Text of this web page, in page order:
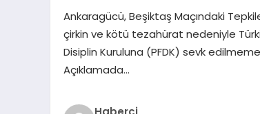
Ankaragücü, Beşiktaş Maçındaki
çirkin ve kötü tezahürat nedeniyle
Disiplin Kuruluna (PFDK) sevk
Açıklamada…